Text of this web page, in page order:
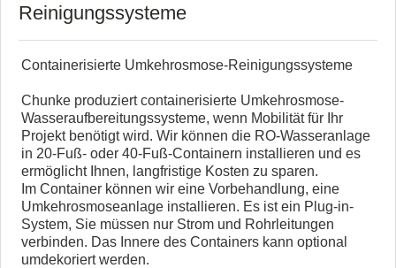
Reinigungssysteme
Containerisierte Umkehrosmose-Reinigungssysteme
Chunke produziert containerisierte Umkehrosmose-
Wasseraufbereitungssysteme, wenn Mobilität für Ihr
Projekt benötigt wird. Wir können die RO-Wasseranlage
in 20-Fuß- oder 40-Fuß-Containern installieren und es
ermöglicht Ihnen, langfristige Kosten zu sparen.
Im Container können wir eine Vorbehandlung, eine
Umkehrosmoseanlage installieren. Es ist ein Plug-in-
System, Sie müssen nur Strom und Rohrleitungen
verbinden. Das Innere des Containers kann optional
umdekoriert werden.